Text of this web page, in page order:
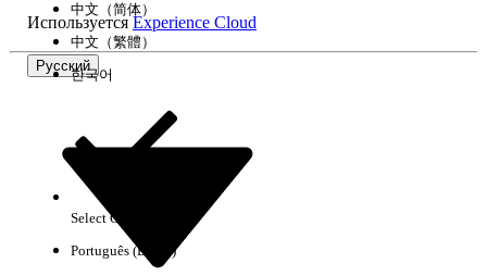
Результаты отсутствуют
ИспользуетсяExperience Cloud
Русский
中文（简体）
中文（繁體）
한국어
Select Org
Português (Brasil)